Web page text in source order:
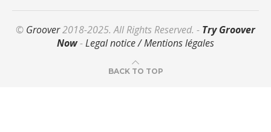
© Groover2018-2025. All Rights Reserved. - Try Groover
Now-Legal notice / Mentions légales
BACK TO TOP